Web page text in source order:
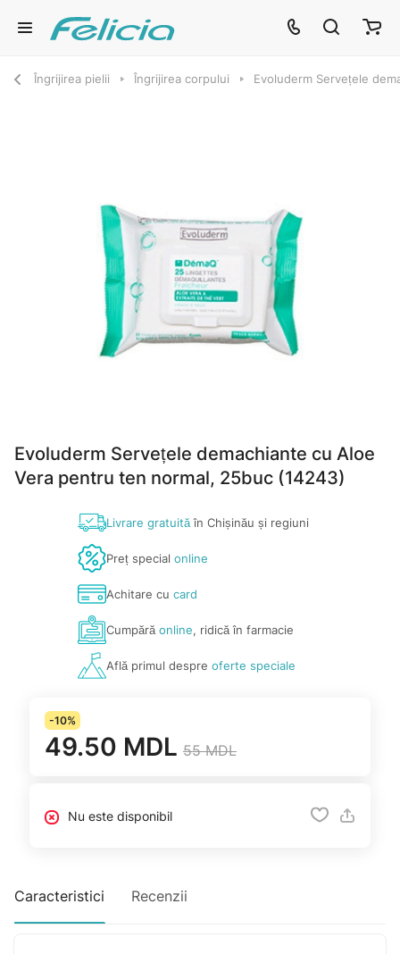
Îngrijirea pielii Îngrijirea corpului Evoluderm Servețele
Evoluderm Servețele demachiante cu Aloe
Vera pentru ten normal, 25buc (14243)
Livrare gratuităîn Chișinău și regiuni
Preț special online
Achitare cu card
Cumpărăonline, ridică în farmacie
Află primul despre oferte speciale
-10%
49.50 MDL 55 MDL
Nu este disponibil
Caracteristici Recenzii